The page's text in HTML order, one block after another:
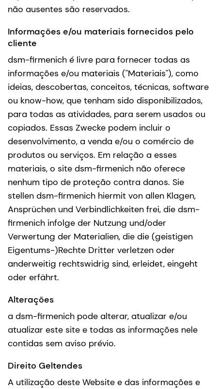
não ausentes são reservados.
Informações e/ou materiais fornecidos pelo
cliente
dsm-firmenich é livre para fornecer todas as
informações e/ou materiais ("Materiais"), como
ideias, descobertas, conceitos, técnicas, software
ou know-how, que tenham sido disponibilizados,
para todas as atividades, para serem usados ou
copiados. Essas Zwecke podem incluir o
desenvolvimento, a venda e/ou o comércio de
produtos ou serviços. Em relação a esses
materiais, o site dsm-firmenich não oferece
nenhum tipo de proteção contra danos. Sie
stellen dsm-firmenich hiermit von allen Klagen,
Ansprüchen und Verbindlichkeiten frei, die dsm-
firmenich infolge der Nutzung und/oder
Verwertung der Materialien, die die (geistigen
Eigentums-)Rechte Dritter verletzen oder
anderweitig rechtswidrig sind, erleidet, eingeht
oder erfährt.
Alterações
a dsm-firmenich pode alterar, atualizar e/ou
atualizar este site e todas as informações nele
contidas sem aviso prévio.
Direito Geltendes
A utilização deste Website e das informações e